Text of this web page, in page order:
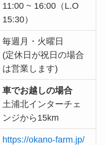
11:00 ~ 16:00（L.O
15:30）
毎週月・火曜日
(定休日が祝日の場合
は営業します)
車でお越しの場合
土浦北インターチェ
ンジから15km
https://okano-farm.jp/